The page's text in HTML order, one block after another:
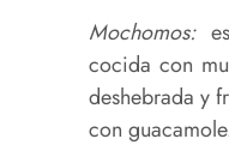
Mochomos:es
cocida con
deshebrada y
con